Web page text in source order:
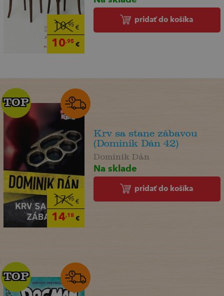
10,95€
10,95€
pridať do košíka
17,95€
14,18€
TOP
TOP
Krv sa stane zábavou
(Dominik Dán 42)
Dominik Dán
Na sklade
pridať do košíka
TOP
TOP